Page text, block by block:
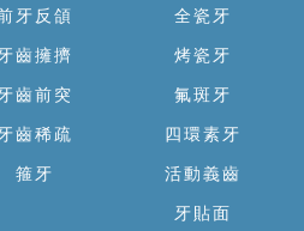
牙反頜
齒擁擠
齒前突
齒稀疏
箍牙
全瓷牙
烤瓷牙
氟斑牙
四環素牙
活動義齒
牙貼面